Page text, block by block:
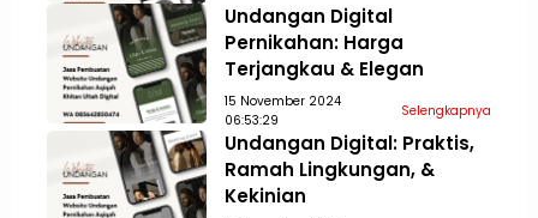
Undangan Digital
Pernikahan: Harga
Terjangkau & Elegan
15 November 2024
06:53:29
Selengkapnya
Undangan Digital: Praktis,
Ramah Lingkungan, &
Kekinian